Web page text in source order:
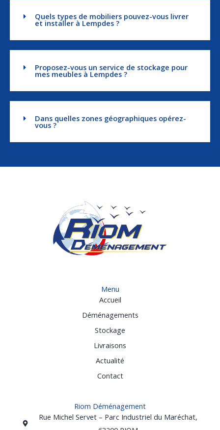
Quels types de mobiliers pouvez-vous livrer
et installer à Lempdes ?
Proposez-vous un service de stockage pour
mes meubles à Lempdes ?
Dans quelles zones géographiques opérez-
vous ?
Menu
Accueil
Déménagements
Stockage
Livraisons
Actualité
Contact
Riom Déménagement
Rue Michel Servet – Parc Industriel du Maréchat,